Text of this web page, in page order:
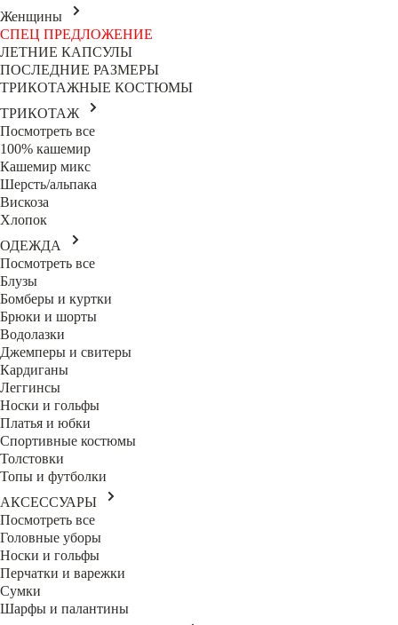
Женщины
СПЕЦ ПРЕДЛОЖЕНИЕ
ЛЕТНИЕ КАПСУЛЫ
ПОСЛЕДНИЕ РАЗМЕРЫ
ТРИКОТАЖНЫЕ КОСТЮМЫ
ТРИКОТАЖ
Посмотреть все
100% кашемир
Кашемир микс
Шерсть/альпака
Вискоза
Хлопок
ОДЕЖДА
Посмотреть все
Блузы
Бомберы и куртки
Брюки и шорты
Водолазки
Джемперы и свитеры
Кардиганы
Леггинсы
Носки и гольфы
Платья и юбки
Спортивные костюмы
Толстовки
Топы и футболки
АКСЕССУАРЫ
Посмотреть все
Головные уборы
Носки и гольфы
Перчатки и варежки
Сумки
Шарфы и палантины